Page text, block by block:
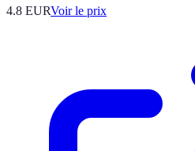
4.8 EURVoir le prix